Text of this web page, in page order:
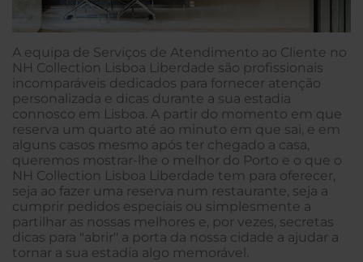
A equipa de Serviços de Atendimento ao Cliente no
NH Collection Lisboa Liberdade são profissionais
incomparáveis dedicados para fornecer atenção
personalizada e dicas durante a sua estadia
connosco em Lisboa. A partir do momento em que
reserva um quarto até ao minuto em que sai, e em
alguns casos mesmo após ter chegado a casa,
queremos mostrar-lhe o melhor do Porto e o que o
NH Collection Lisboa Liberdade tem para oferecer,
seja ao fazer uma reserva num restaurante, seja a
cumprir pedidos especiais ou simplesmente a
partilhar as nossas melhores e, por vezes, secretas
dicas para "abrir" a porta da nossa cidade a ajudar a
tornar a sua estadia algo memorável.